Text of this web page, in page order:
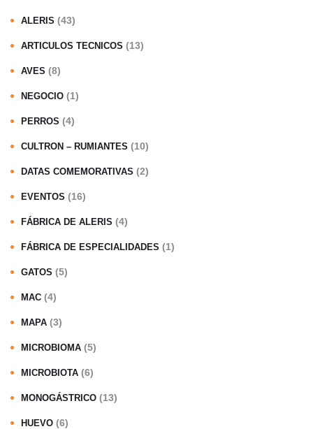
ALERIS (43)
ARTICULOS TECNICOS (13)
AVES (8)
NEGOCIO (1)
PERROS (4)
CULTRON – RUMIANTES (10)
DATAS COMEMORATIVAS (2)
EVENTOS (16)
FÁBRICA DE ALERIS (4)
FÁBRICA DE ESPECIALIDADES (1)
GATOS (5)
MAC (4)
MAPA (3)
MICROBIOMA (5)
MICROBIOTA (6)
MONOGÁSTRICO (13)
HUEVO (6)